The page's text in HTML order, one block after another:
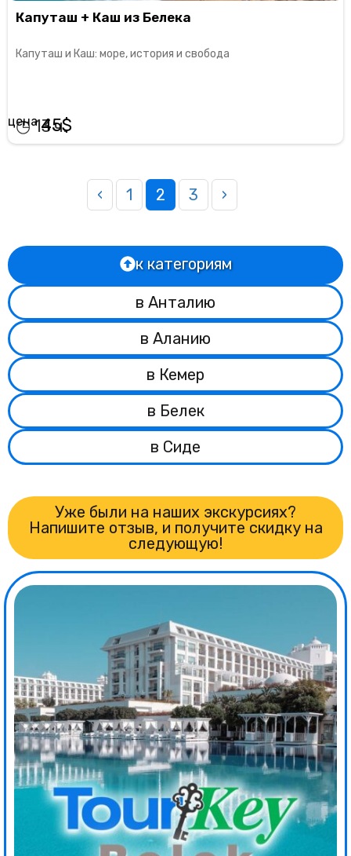
Капуташ + Каш из Белека
Капуташ и Каш: море, история и свобода
1345
‹ 1 2 3 ›
к категориям
в Анталию
в Аланию
в Кемер
в Белек
в Сиде
Уже были на наших экскурсиях?
Напишите отзыв, и получите скидку на
следующую!